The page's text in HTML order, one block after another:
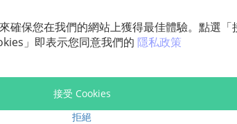
確保您在我們的網站上獲得最佳體驗。點選「
」即表示您同意我們的 隱私政策
接受 Cookies
拒絕